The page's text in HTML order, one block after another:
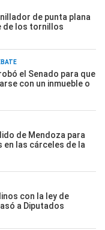
de punta plana
de los tornillos
el Senado para que
con un inmueble o
de Mendoza para
en las cárceles de la
con la ley de
a Diputados